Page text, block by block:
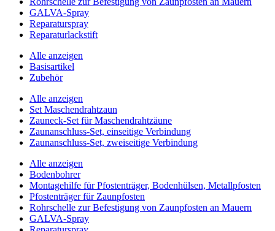
GALVA-Spray
Reparaturspray
Reparaturlackstift
Alle anzeigen
Basisartikel
Zubehör
Alle anzeigen
Set Maschendrahtzaun
Zauneck-Set für Maschendrahtzäune
Zaunanschluss-Set, einseitige Verbindung
Zaunanschluss-Set, zweiseitige Verbindung
Alle anzeigen
Bodenbohrer
Montagehilfe für Pfostenträger, Bodenhülsen, Metallpfosten
Pfostenträger für Zaunpfosten
Rohrschelle zur Befestigung von Zaunpfosten an Mauern
GALVA-Spray